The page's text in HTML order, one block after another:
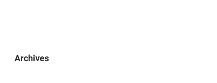
Archives